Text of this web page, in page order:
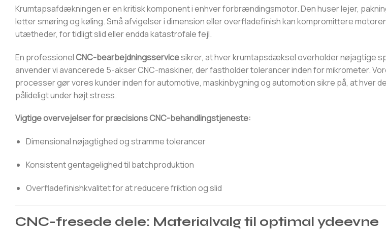
Krumtapsafdækningen er en kritisk komponent i enhver forbrændingsmotor. Den huser lejer,
letter smøring og køling. Små afvigelser i dimension eller overfladefinish kan kompromittere
utætheder, for tidligt slid eller endda katastrofale fejl.
En professionelCNC-bearbejdningsservicesikrer, at hver krumtapsdæksel overholder nøjagtige
anvender vi avancerede 5-akser CNC-maskiner, der fastholder tolerancer inden for mikrometer.
processer gør vores kunder inden for automotive, maskinbygning og automotion sikre på, at hver
pålideligt under højt stress.
Vigtige overvejelser for præcisions CNC-behandlingstjeneste:
Dimensional nøjagtighed og stramme tolerancer
Konsistent gentagelighed til batchproduktion
Overfladefinishkvalitet for at reducere friktion og slid
CNC-fresede dele: Materialvalg til optimal ydeevne